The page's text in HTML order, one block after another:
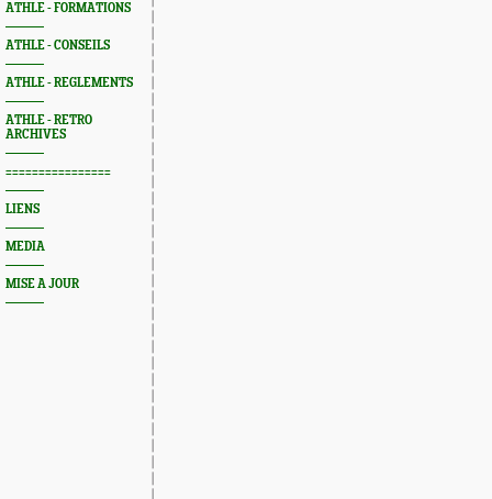
ATHLE - FORMATIONS
ATHLE - CONSEILS
ATHLE - REGLEMENTS
ATHLE - RETRO
ARCHIVES
================
LIENS
MEDIA
MISE A JOUR